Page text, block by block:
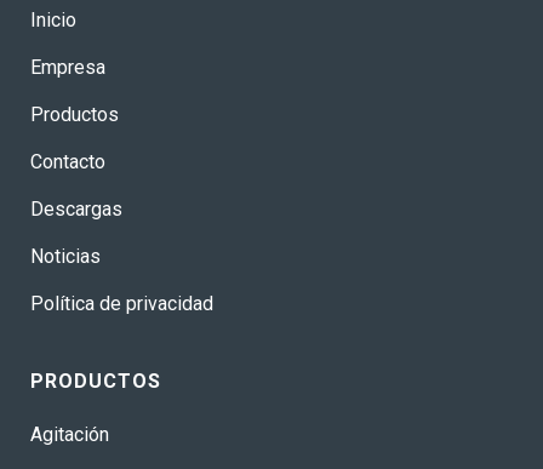
Inicio
Empresa
Productos
Contacto
Descargas
Noticias
Política de privacidad
PRODUCTOS
Agitación